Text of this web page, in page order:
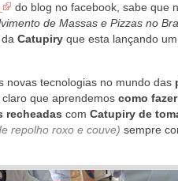
do blog no facebook, sabe que
de Massas e Pizzas no
Catupiryque esta lançando
novas tecnologias no mundo das
que aprendemoscomo
recheadascom Catupiry de
repolho roxo e couve) sempre